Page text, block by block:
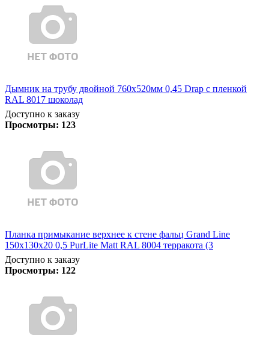
Дымник на трубу двойной 760х520мм 0,45 Drap с пленкой
RAL 8017 шоколад
Доступно к заказу
Просмотры: 123
Планка примыкание верхнее к стене фальц Grand Line
150х130х20 0,5 PurLite Matt RAL 8004 терракота (3
Доступно к заказу
Просмотры: 122